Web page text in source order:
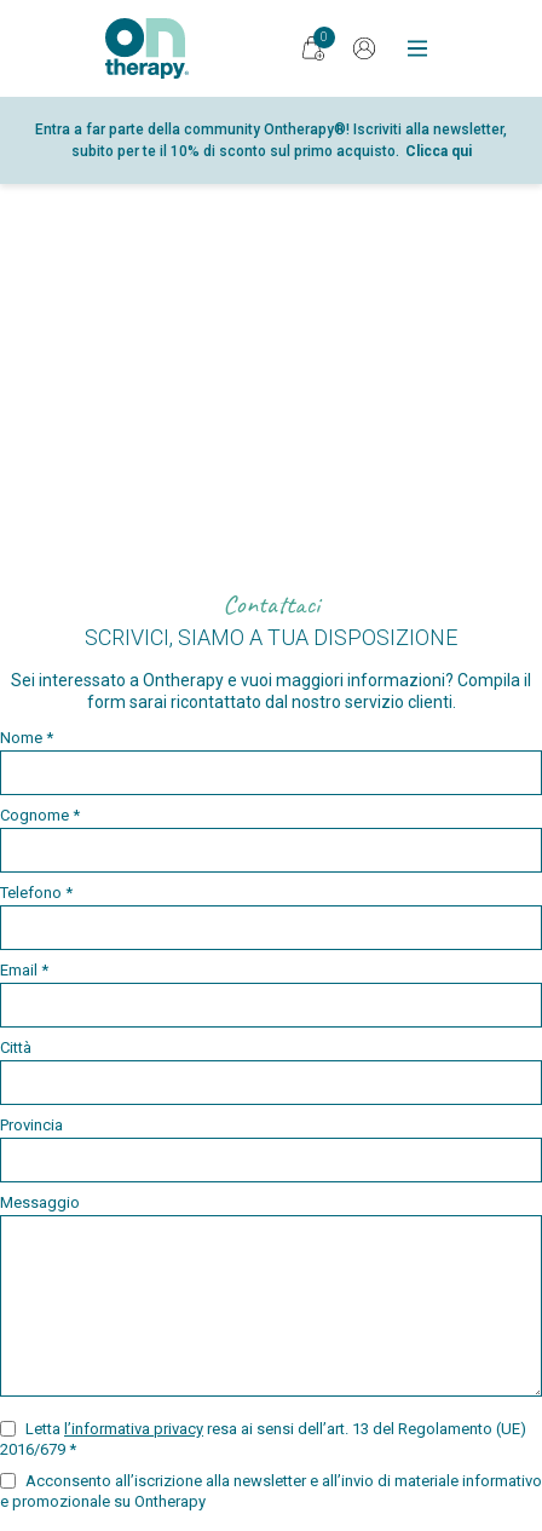
PRODOTTI
DIARIO
0
Entra a far parte della community Ontherapy®! Iscriviti alla newsletter,
subito per te il 10% di sconto sul primo acquisto. Clicca qui
Contattaci
SCRIVICI, SIAMO A TUA DISPOSIZIONE
Sei interessato a Ontherapy e vuoi maggiori informazioni? Compila il
form sarai ricontattato dal nostro servizio clienti.
Nome *
Cognome *
Telefono *
Email *
Città
Provincia
Messaggio
Letta l’informativa privacy resa ai sensi dell’art. 13 del Regolamento (UE)
2016/679 *
Acconsento all’iscrizione alla newsletter e all’invio di materiale informativo
e promozionale su Ontherapy